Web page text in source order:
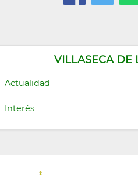
VILLASECA DE
Actualidad
Interés